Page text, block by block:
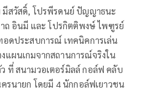
มีสวัสดิ์, โปรพีรดนย์ ปัญญาธนะ
ถ อินมี และ โปรกิตติพงษ์ ไพฑูรย์
อดประสบการณ์ เทคนิคการเล่น
แผนเกมจากสถานการณ์จริงใน
ที่ สนามวอเตอร์มิลล์ กอล์ฟ คลับ
รนายก โดยมี 4 นักกอล์ฟเยาวชน